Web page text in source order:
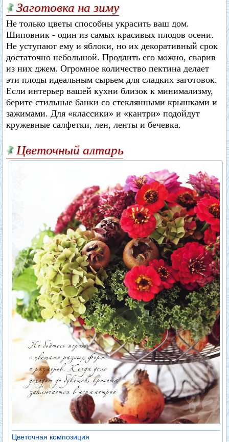
Заготовка на зиму
Не только цветы способны украсить ваш дом.
Шиповник - один из самых красивых плодов осени.
Не уступают ему и яблоки, но их декоративный срок
достаточно небольшой. Продлить его можно, сварив
из них джем. Огромное количество пектина делает
эти плоды идеальным сырьем для сладких заготовок.
Если интерьер вашей кухни близок к минимализму,
берите стильные банки со стеклянными крышками и
зажимами. Для «классики» и «кантри» подойдут
кружевные салфетки, лен, ленты и бечевка.
Цветочный алтарь
Цветочная композиция